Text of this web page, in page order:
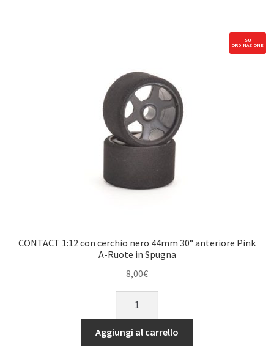
posteriore
Control
tyres
USA
Spec
quantità
SU
ORDINAZIONE
CONTACT 1:12 con cerchio nero 44mm 30° anteriore Pink
A-Ruote in Spugna
8,00€
con
cerchio
Aggiungi al carrello